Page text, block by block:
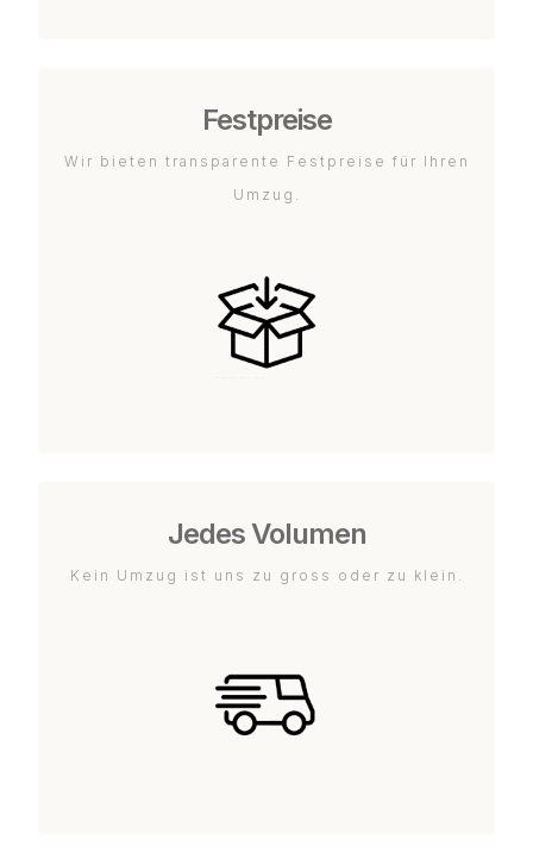
Festpreise
Wir bieten transparente Festpreise für Ihren
Umzug.
Jedes Volumen
Kein Umzug ist uns zu gross oder zu klein.